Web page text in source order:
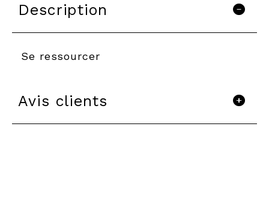
Description
Se ressourcer
Avis clients